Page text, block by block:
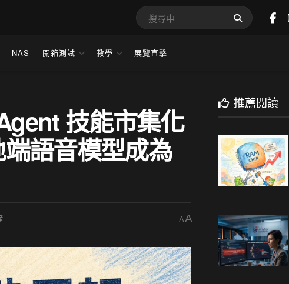
NAS 開箱測試 教學 展覽直擊
技能市集化
語音模型成為
AA
推薦閱讀